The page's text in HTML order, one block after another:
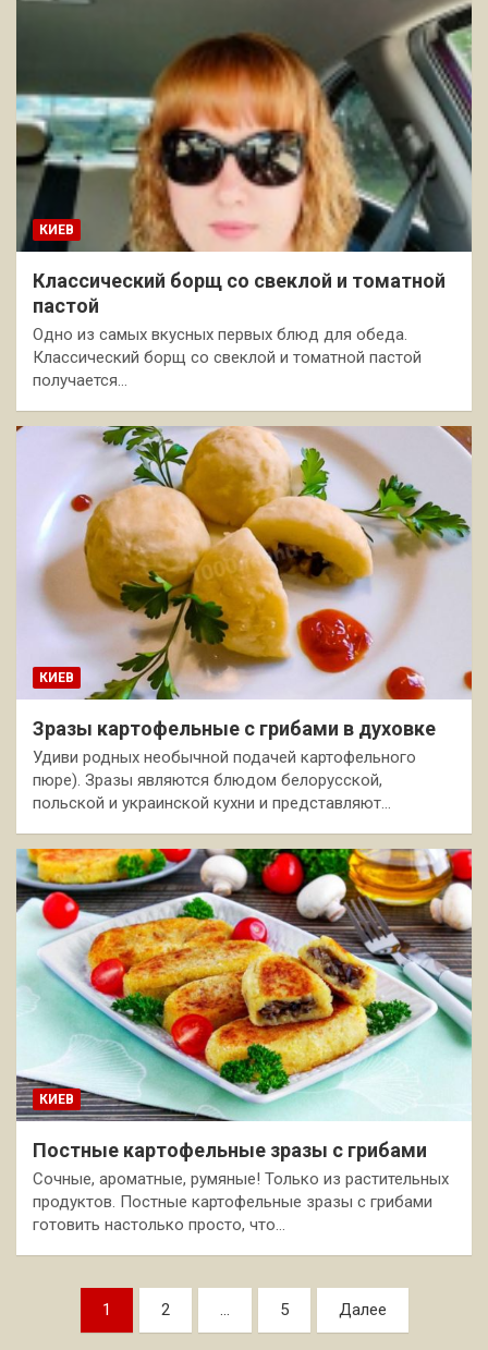
КИЕВ
Классический борщ со свеклой и томатной
пастой
Одно из самых вкусных первых блюд для обеда.
Классический борщ со свеклой и томатной пастой
получается…
КИЕВ
Зразы картофельные с грибами в духовке
Удиви родных необычной подачей картофельного
пюре). Зразы являются блюдом белорусской,
польской и украинской кухни и представляют…
КИЕВ
Постные картофельные зразы с грибами
Сочные, ароматные, румяные! Только из растительных
продуктов. Постные картофельные зразы с грибами
готовить настолько просто, что…
Пагинация
записей
1 2 … 5 Далее